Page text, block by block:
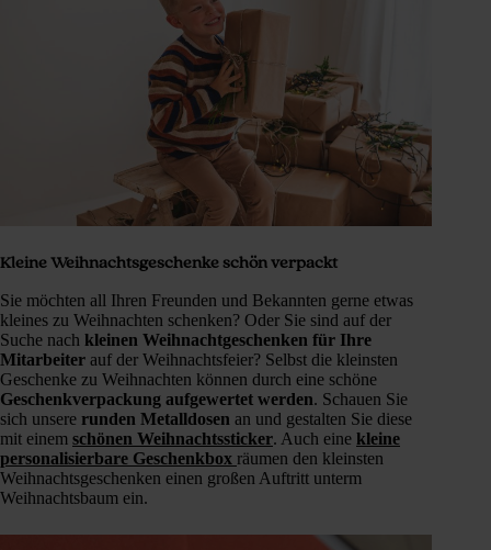
Kleine Weihnachtsgeschenke schön verpackt
Sie möchten all Ihren Freunden und Bekannten gerne etwas
kleines zu Weihnachten schenken? Oder Sie sind auf der
Suche nach kleinen Weihnachtgeschenken für Ihre
Mitarbeiter auf der Weihnachtsfeier? Selbst die kleinsten
Geschenke zu Weihnachten können durch eine schöne
Geschenkverpackung aufgewertet werden. Schauen Sie
sich unsere runden Metalldosen an und gestalten Sie diese
mit einem schönen Weihnachtssticker. Auch eine kleine
personalisierbare Geschenkbox räumen den kleinsten
Weihnachtsgeschenken einen großen Auftritt unterm
Weihnachtsbaum ein.